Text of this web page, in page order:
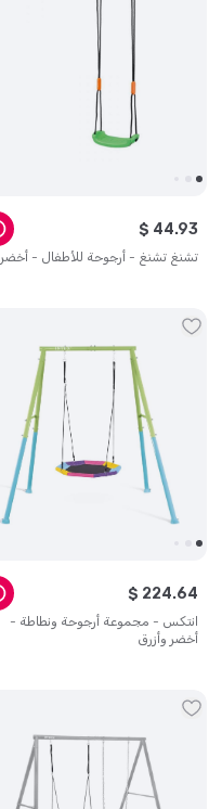
تشنغ تشنغ - أرجوحة للأطفال - أخضر
$ 44.93
انتكس - مجموعة أرجوحة ونطاطة -
أخضر وأزرق
$ 224.64